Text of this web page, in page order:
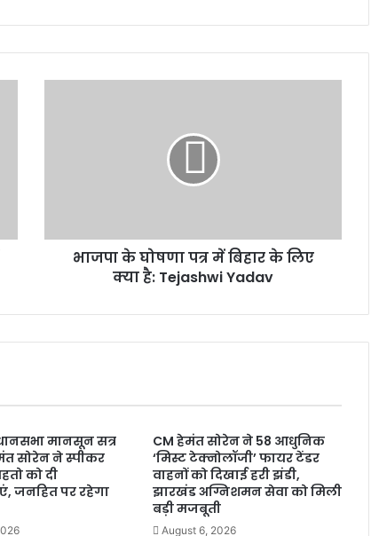
त्र
र
है
T
e
j
a
भाजपा के घोषणा पत्र में बिहार के लिए
क्या है: Tejashwi Yadav
मानसून सत्र
सोरेन ने स्पीकर
को दी
जनहित पर रहेगा
CM हेमंत सोरेन ने 58 आधुनिक
‘मिस्ट टेक्नोलॉजी’ फायर टेंडर
वाहनों को दिखाई हरी झंडी,
झारखंड अग्निशमन सेवा को मिली
बड़ी मजबूती
August 6, 2026